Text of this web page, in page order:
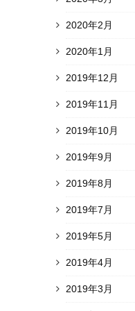
2020年2月
2020年1月
2019年12月
2019年11月
2019年10月
2019年9月
2019年8月
2019年7月
2019年5月
2019年4月
2019年3月